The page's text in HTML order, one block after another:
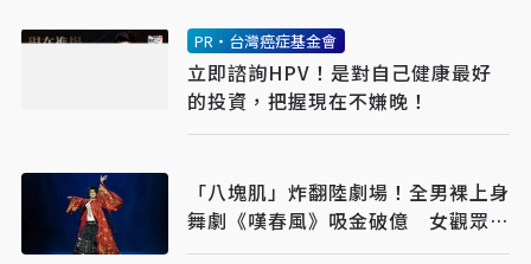
PR・台灣癌症基金會
立即諮詢HPV！是對自己健康最好
的投資，把握現在不嫌晚！
「八塊肌」炸翻陸劇場！全男裸上身
舞劇《嘆春風》吸金破億 女觀眾狂
喊：終於懂武則天